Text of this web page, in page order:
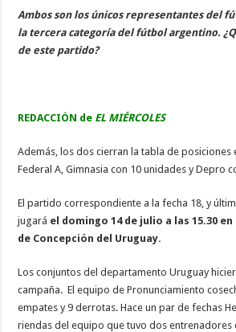
Ambos son los únicos representantes del
la tercera categoría del fútbol argentino.
de este partido?
REDACCIÓN de EL MIÉRCOLES
Además, los dos cierran la tabla de posiciones
Federal A, Gimnasia con 10 unidades y Depro
El partido correspondiente a la fecha 18, y
jugará el domingo 14 de julio a las 15.30
de Concepción del Uruguay.
Los conjuntos del departamento Uruguay
campaña. El equipo de Pronunciamiento
empates y 9 derrotas. Hace un par de fechas
riendas del equipo que tuvo dos entrenadores